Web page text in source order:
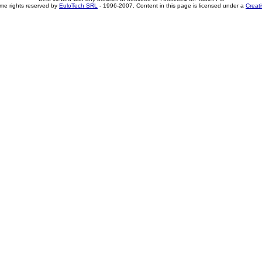
rights reserved by EuloTech SRL - 1996-2007. Content in this page is licensed under a